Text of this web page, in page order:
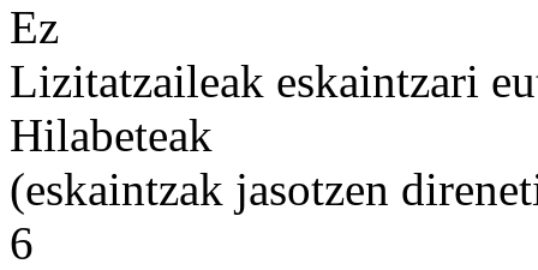
Ez
Lizitatzaileak eskaintzari
Hilabeteak
(eskaintzak jasotzen
6